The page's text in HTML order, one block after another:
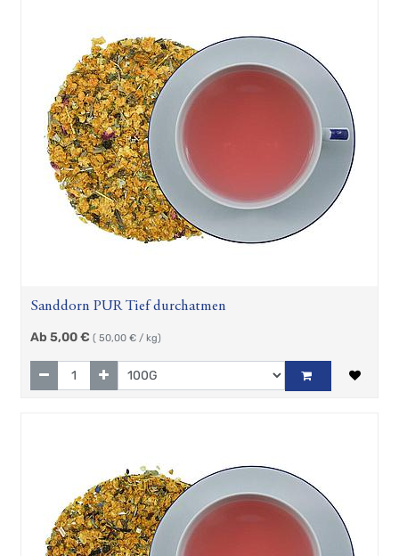
Sanddorn PUR Tief durchatmen
Ab 5,00€ ( 50,00 € / kg)